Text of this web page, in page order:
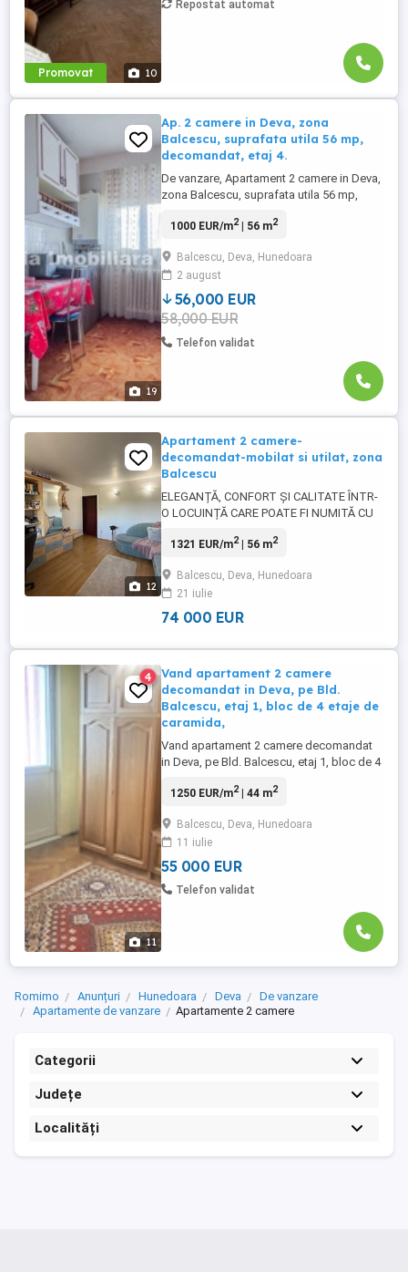
Promovat 10
Repostat automat
19
Ap. 2 camere in Deva, zona
Balcescu, suprafata utila 56 mp,
decomandat, etaj 4.
De vanzare, Apartament 2 camere in Deva,
zona Balcescu, suprafata utila 56 mp,
4 etaje, centrala termica, neamenajat,
camere, usa metalica la intrare, lavabil,
interfon. Compartimentare: hol, bucatarie,
camara, living, ...
1000 EUR/m2| 56 m2
Balcescu, Deva, Hunedoara
2 august
56,000 EUR
58,000 EUR
Telefon validat
12
Apartament 2 camere-
decomandat-mobilat si utilat, zona
Balcescu
ELEGANȚĂ, CONFORT ȘI CALITATE ÎNTR-
O LOCUINȚĂ CARE POATE FI NUMITĂ CU
oferă doar spațiu și există locuințe care
face parte din cea de-a doua categorie.
Green House&Real Estate va ofera spre
vânzare un apartament cu 2 camere, ...
1321 EUR/m2| 56 m2
Balcescu, Deva, Hunedoara
21 iulie
74 000 EUR
11
4
Vand apartament 2 camere
decomandat in Deva, pe Bld.
Balcescu, etaj 1, bloc de 4 etaje de
caramida,
Vand apartament 2 camere decomandat
in Deva, pe Bld. Balcescu, etaj 1, bloc de 4
suprafata utila 43.95 mp + balconul,
000 euro negociabil. Tel: . Mai multe poze,
VIDEO si detalii pe sau la Agentia
Imobiliara Ovidiu Dev ...
1250 EUR/m2| 44 m2
Balcescu, Deva, Hunedoara
11 iulie
55 000 EUR
Telefon validat
Romimo Anunțuri Hunedoara Deva
De vanzare
Apartamente de vanzare
Apartamente 2 camere
Categorii
Județe
Localități